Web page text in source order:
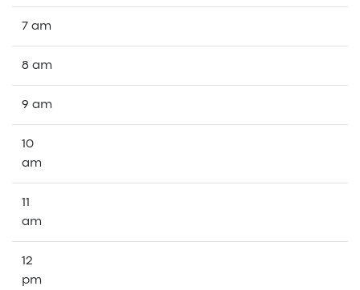
7 am
8 am
9 am
10
am
11
am
12
pm